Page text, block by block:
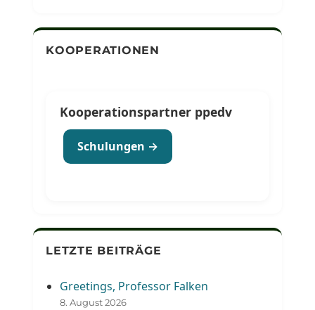
KOOPERATIONEN
Kooperationspartner ppedv
Schulungen →
LETZTE BEITRÄGE
Greetings, Professor Falken
8. August 2026